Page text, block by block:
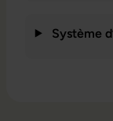
Système